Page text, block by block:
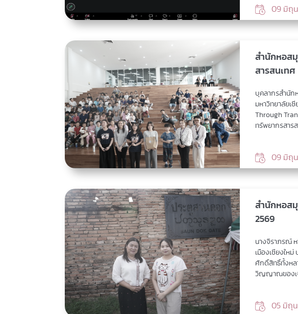
09 มิถุน
สำนักหอสมุ
สารสนเทศ
บุคลากรสำนัก
มหาวิทยาลัยเ
Through
ทรัพยากรสาร
09 มิถุน
สำนักหอส
2569
นางจิราภรณ์
เมืองเชียงให
ศักดิ์สิทธิ์ทั้งหล
วิญญาณของเจ้
05 มิถุน